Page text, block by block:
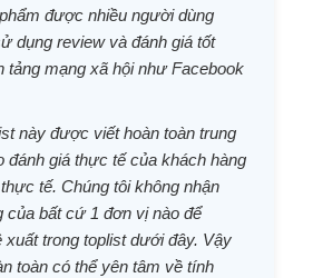
được nhiều người dùng
dụng review và đánh giá tốt
tảng mạng xã hội như Facebook
này được viết hoàn toàn trung
đánh giá thực tế của khách hàng
tế. Chúng tôi không nhận
của bất cứ 1 đơn vị nào để
xuất trong toplist dưới đây. Vậy
toàn có thể yên tâm về tính